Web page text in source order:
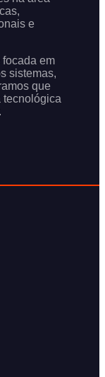
e
em
sistemas,
que
tecnológica